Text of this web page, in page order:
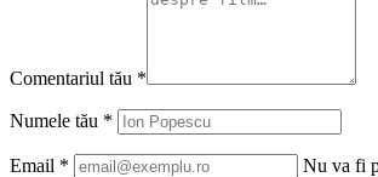
Comentariul tău *
Numele tău *
Email * Nu va fi